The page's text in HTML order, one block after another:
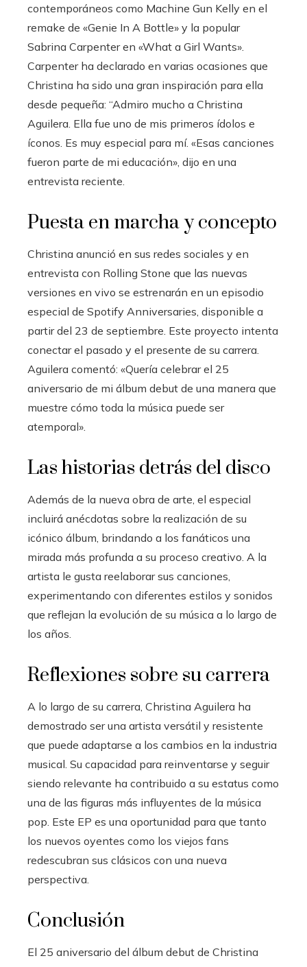
contemporáneos como Machine Gun Kelly en el
remake de «Genie In A Bottle» y la popular
Sabrina Carpenter en «What a Girl Wants».
Carpenter ha declarado en varias ocasiones que
Christina ha sido una gran inspiración para ella
desde pequeña: “Admiro mucho a Christina
Aguilera. Ella fue uno de mis primeros ídolos e
íconos. Es muy especial para mí. «Esas canciones
fueron parte de mi educación», dijo en una
entrevista reciente.
Puesta en marcha y concepto
Christina anunció en sus redes sociales y en
entrevista con Rolling Stone que las nuevas
versiones en vivo se estrenarán en un episodio
especial de Spotify Anniversaries, disponible a
partir del 23 de septiembre. Este proyecto intenta
conectar el pasado y el presente de su carrera.
Aguilera comentó: «Quería celebrar el 25
aniversario de mi álbum debut de una manera que
muestre cómo toda la música puede ser
atemporal».
Las historias detrás del disco
Además de la nueva obra de arte, el especial
incluirá anécdotas sobre la realización de su
icónico álbum, brindando a los fanáticos una
mirada más profunda a su proceso creativo. A la
artista le gusta reelaborar sus canciones,
experimentando con diferentes estilos y sonidos
que reflejan la evolución de su música a lo largo de
los años.
Reflexiones sobre su carrera
A lo largo de su carrera, Christina Aguilera ha
demostrado ser una artista versátil y resistente
que puede adaptarse a los cambios en la industria
musical. Su capacidad para reinventarse y seguir
siendo relevante ha contribuido a su estatus como
una de las figuras más influyentes de la música
pop. Este EP es una oportunidad para que tanto
los nuevos oyentes como los viejos fans
redescubran sus clásicos con una nueva
perspectiva.
Conclusión
El 25 aniversario del álbum debut de Christina